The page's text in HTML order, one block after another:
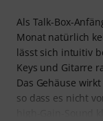
Als Talk-Box-
Monat natürlich
lässt sich intuitiv
Keys und Gitarre
Das Gehäuse
so dass es nicht